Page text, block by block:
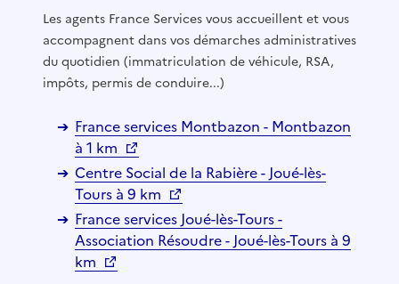
Les agents France Services vous accueillent et vous
accompagnent dans vos démarches administratives
du quotidien (immatriculation de véhicule, RSA,
impôts, permis de conduire...)
France services Montbazon - Montbazon
à 1 km
Centre Social de la Rabière - Joué-lès-
Tours à 9 km
France services Joué-lès-Tours -
Association Résoudre - Joué-lès-Tours à 9
km